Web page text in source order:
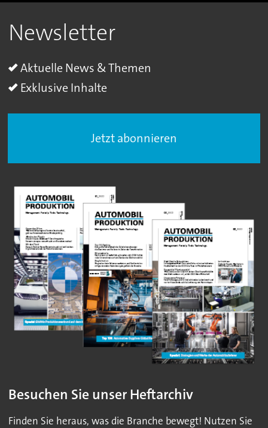
Newsletter
Aktuelle News & Themen
Exklusive Inhalte
Jetzt abonnieren
Besuchen Sie unser Heftarchiv
Finden Sie heraus, was die Branche bewegt! Nutzen Sie